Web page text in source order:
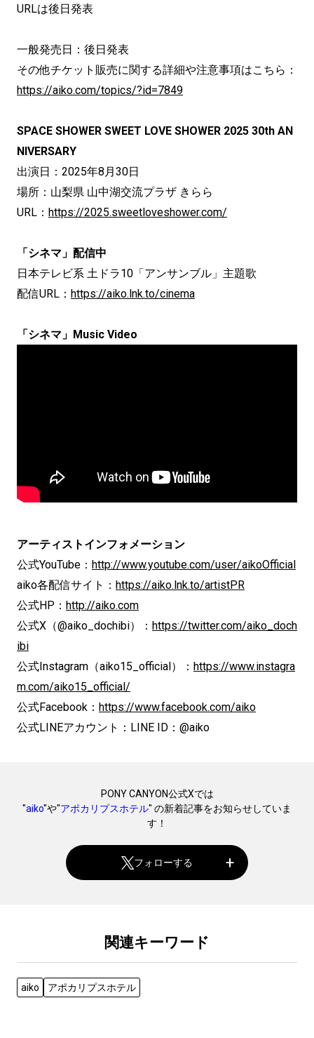
URLは後日発表
一般発売日：後日発表
その他チケット販売に関する詳細や注意事項はこちら：
https://aiko.com/topics/?id=7849
SPACE SHOWER SWEET LOVE SHOWER 2025 30th AN
NIVERSARY
出演日：2025年8月30日
場所：山梨県 山中湖交流プラザ きらら
URL： https://2025.sweetloveshower.com/
「シネマ」配信中
日本テレビ系 土ドラ10「アンサンブル」主題歌
配信URL： https://aiko.lnk.to/cinema
「シネマ」Music Video
アーティストインフォメーション
公式YouTube： http://www.youtube.com/user/aikoOfficial
aiko各配信サイト： https://aiko.lnk.to/artistPR
公式HP： http://aiko.com
公式X（@aiko_dochibi）： https://twitter.com/aiko_doch
ibi
公式Instagram（aiko15_official）： https://www.instagra
m.com/aiko15_official/
公式Facebook： https://www.facebook.com/aiko
公式LINEアカウント：LINE ID：@aiko
PONY CANYON公式Xでは
"aiko"や"アポカリプスホテル" の新着記事をお知らせしていま
す！
フォローする
関連キーワード
aiko アポカリプスホテル